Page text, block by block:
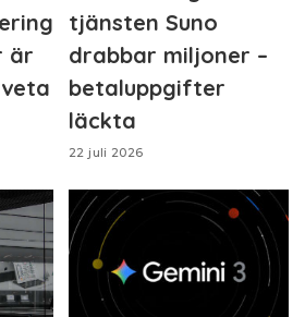
är
tjänsten Suno
drabbar miljoner –
betaluppgifter
läckta
22 juli 2026